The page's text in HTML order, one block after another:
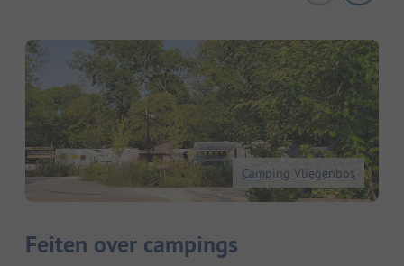
Camping Vliegenbos
Feiten over campings